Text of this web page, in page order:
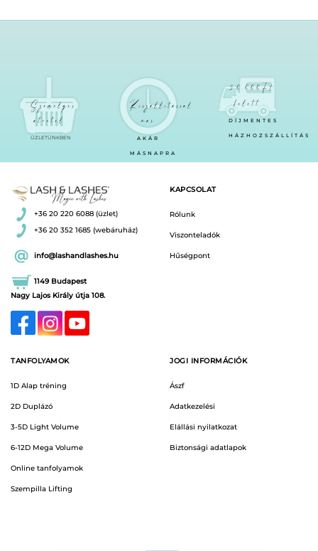
Személyes
átvétel
ÜZLETÜNKBEN
Kiszállítással
már
AKÁR
MÁSNAPRA
30.000Ft
felett
DÍJMENTES
HÁZHOZSZÁLLÍTÁS
+36 20 220 6088 (üzlet)
+36 20 352 1685 (webáruház)
info@lashandlashes.hu
1149 Budapest
Nagy Lajos Király útja 108.
KAPCSOLAT
Rólunk
Viszonteladók
Hűségpont
TANFOLYAMOK
1D Alap tréning
2D Duplázó
3-5D Light Volume
6-12D Mega Volume
Online tanfolyamok
Szempilla Lifting
JOGI INFORMÁCIÓK
Ászf
Adatkezelési
Elállási nyilatkozat
Biztonsági adatlapok